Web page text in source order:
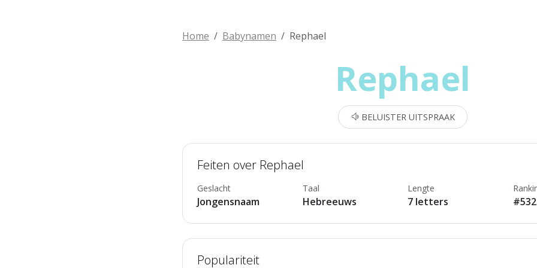
Home Babynamen Rephael
Rephael
BELUISTER UITSPRAAK
Feiten over Rephael
Geslacht
Jongensnaam
Taal
Hebreeuws
Lengte
7 letters
Populariteit